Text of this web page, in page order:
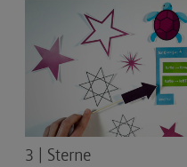
3 | Sterne